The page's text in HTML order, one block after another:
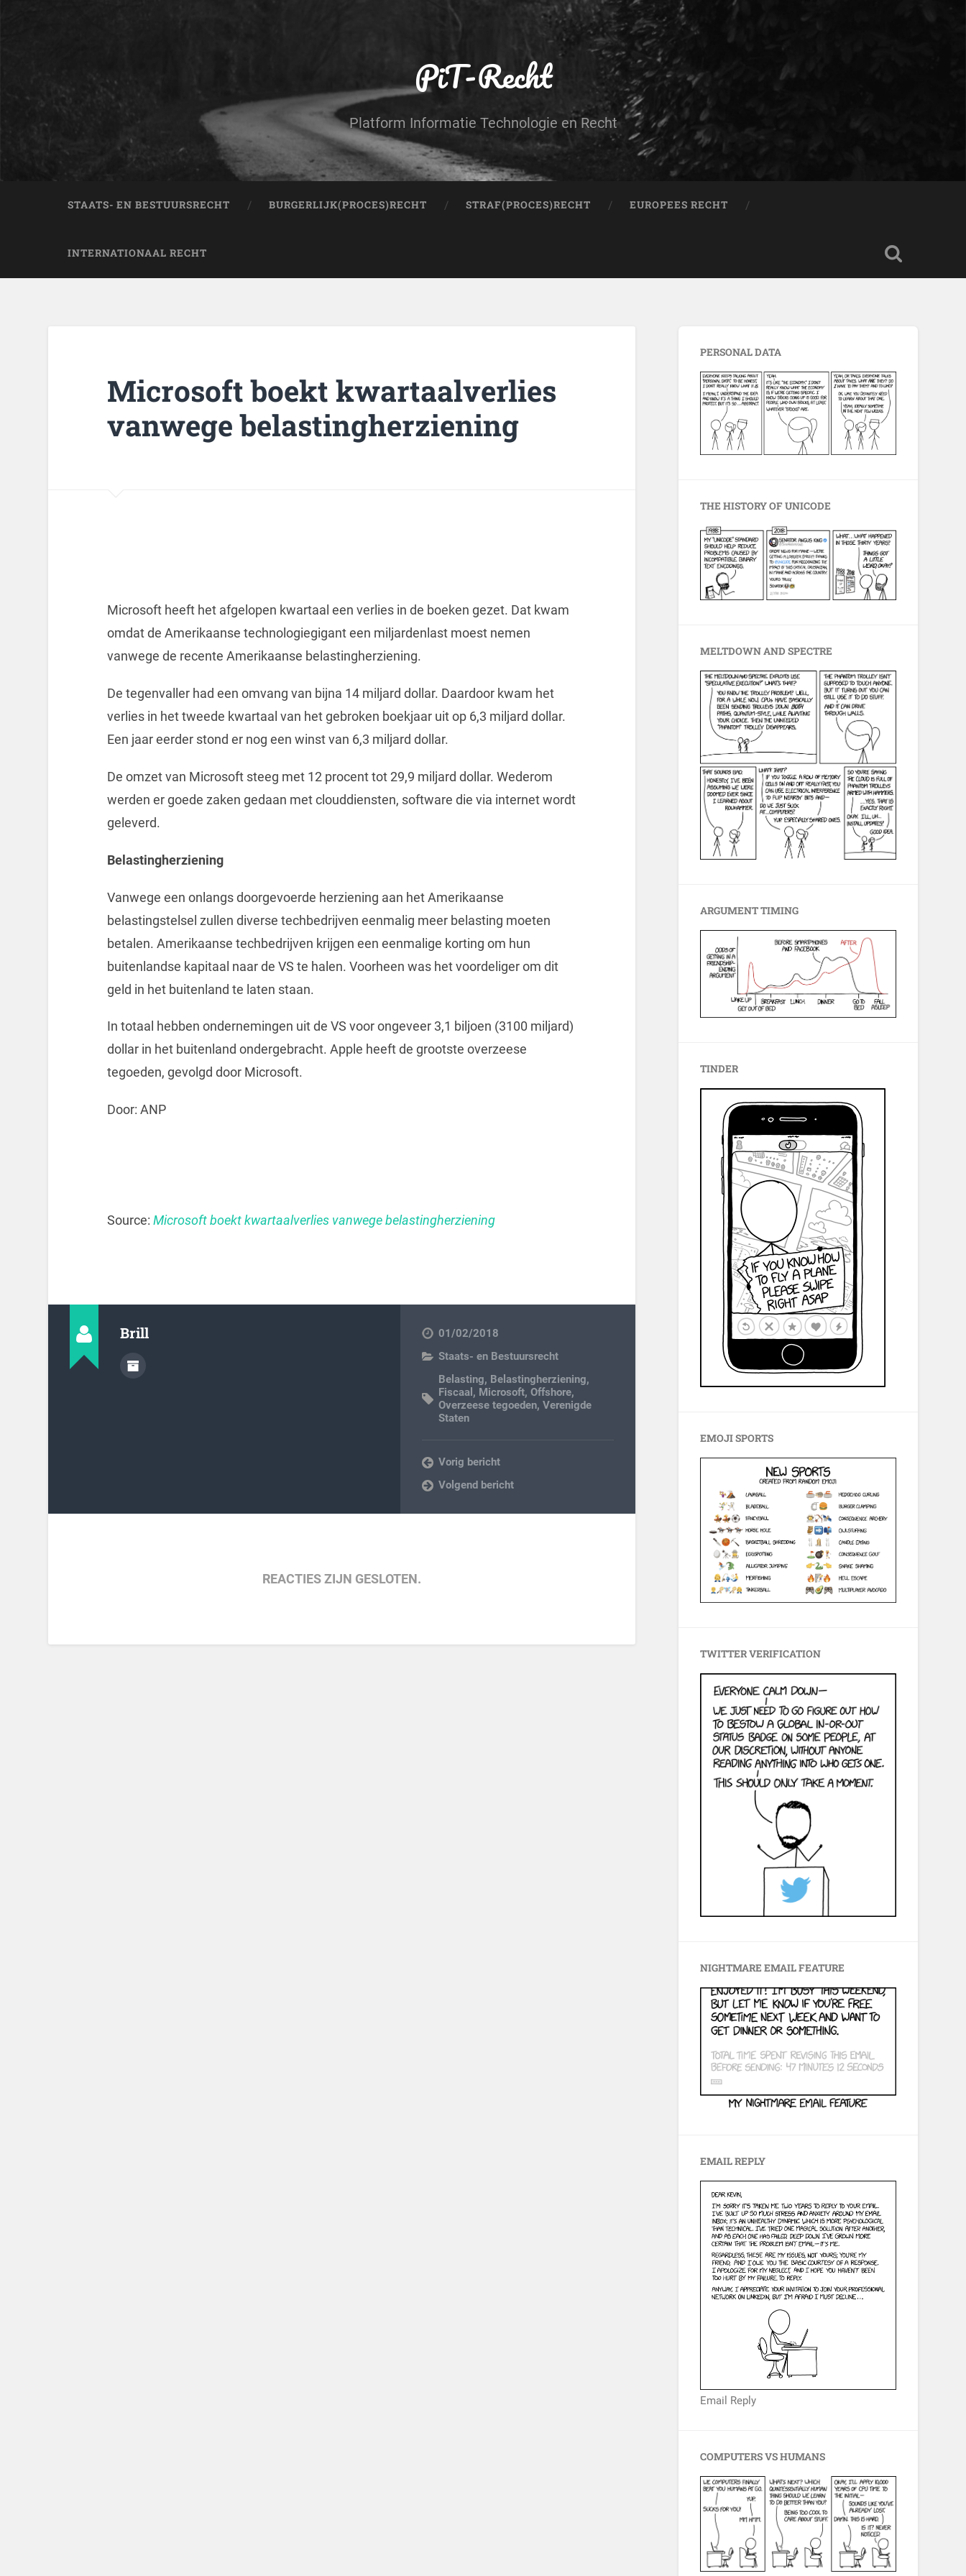
PiT-Recht
Platform Informatie Technologie en Recht
STAATS- EN BESTUURSRECHT BURGERLIJK(PROCES)RECHT STRAF(PROCES)RECHT EUROPEES RECHT
INTERNATIONAAL RECHT
Microsoft boekt kwartaalverlies
vanwege belastingherziening
Microsoft heeft het afgelopen kwartaal een verlies in de boeken gezet. Dat kwam
omdat de Amerikaanse technologiegigant een miljardenlast moest nemen
vanwege de recente Amerikaanse belastingherziening.
De tegenvaller had een omvang van bijna 14 miljard dollar. Daardoor kwam het
verlies in het tweede kwartaal van het gebroken boekjaar uit op 6,3 miljard dollar.
Een jaar eerder stond er nog een winst van 6,3 miljard dollar.
De omzet van Microsoft steeg met 12 procent tot 29,9 miljard dollar. Wederom
werden er goede zaken gedaan met clouddiensten, software die via internet wordt
geleverd.
Belastingherziening
Vanwege een onlangs doorgevoerde herziening aan het Amerikaanse
belastingstelsel zullen diverse techbedrijven eenmalig meer belasting moeten
betalen. Amerikaanse techbedrijven krijgen een eenmalige korting om hun
buitenlandse kapitaal naar de VS te halen. Voorheen was het voordeliger om dit
geld in het buitenland te laten staan.
In totaal hebben ondernemingen uit de VS voor ongeveer 3,1 biljoen (3100 miljard)
dollar in het buitenland ondergebracht. Apple heeft de grootste overzeese
tegoeden, gevolgd door Microsoft.
Door: ANP
Source: Microsoft boekt kwartaalverlies vanwege belastingherziening
Brill
01/02/2018
Staats- en Bestuursrecht
Belasting, Belastingherziening,
Fiscaal , Microsoft,Offshore,
Overzeese tegoeden,Verenigde
Staten
Vorig bericht
Volgend bericht
REACTIES ZIJN GESLOTEN.
PERSONAL DATA
THE HISTORY OF UNICODE
MELTDOWN AND SPECTRE
ARGUMENT TIMING
TINDER
EMOJI SPORTS
TWITTER VERIFICATION
NIGHTMARE EMAIL FEATURE
EMAIL REPLY
Email Reply
COMPUTERS VS HUMANS